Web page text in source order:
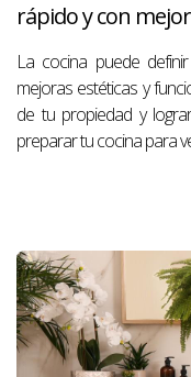
rápido y con
La cocina puede
mejoras estéticas y
de tu propiedad y
preparar tu cocina para